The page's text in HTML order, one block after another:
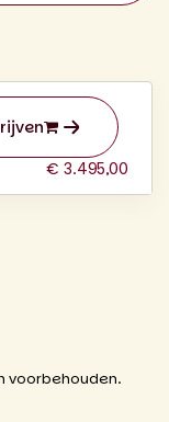
€ 3.495,00
voorbehouden.